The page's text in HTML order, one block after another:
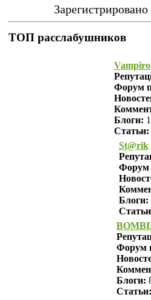
ТОП расслабушников
Vampiro
Форум
Блоги:
Статьи:
St@rik
Форум
Блоги:
Форум
Блоги:
Статьи: